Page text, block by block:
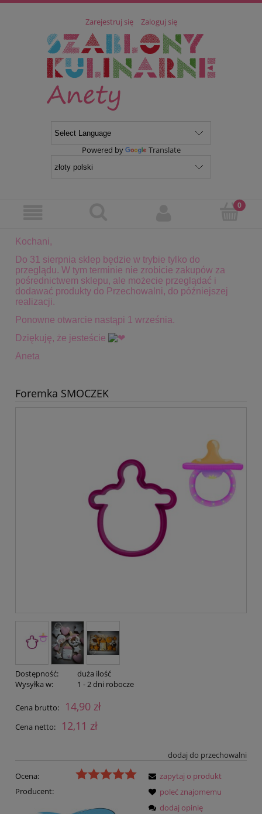
Zarejestruj się Zaloguj się
Powered by Translate
Kochani,
Do 31 sierpnia sklep będzie w trybie tylko do
przeglądu. W tym terminie nie zrobicie zakupów za
pośrednictwem sklepu, ale możecie przeglądać i
dodawać produkty do Przechowalni, do późniejszej
realizacji.
Ponowne otwarcie nastąpi 1 września.
Dziękuję, że jesteście
Aneta
Foremka SMOCZEK
Dostępność:
duża ilość
Wysyłka w:
1 - 2 dni robocze
Cena brutto: 14,90 zł
Cena netto: 12,11 zł
dodaj do przechowalni
Ocena:
Producent:
zapytaj o produkt
poleć znajomemu
dodaj opinię